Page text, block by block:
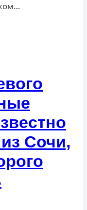
Сочи,